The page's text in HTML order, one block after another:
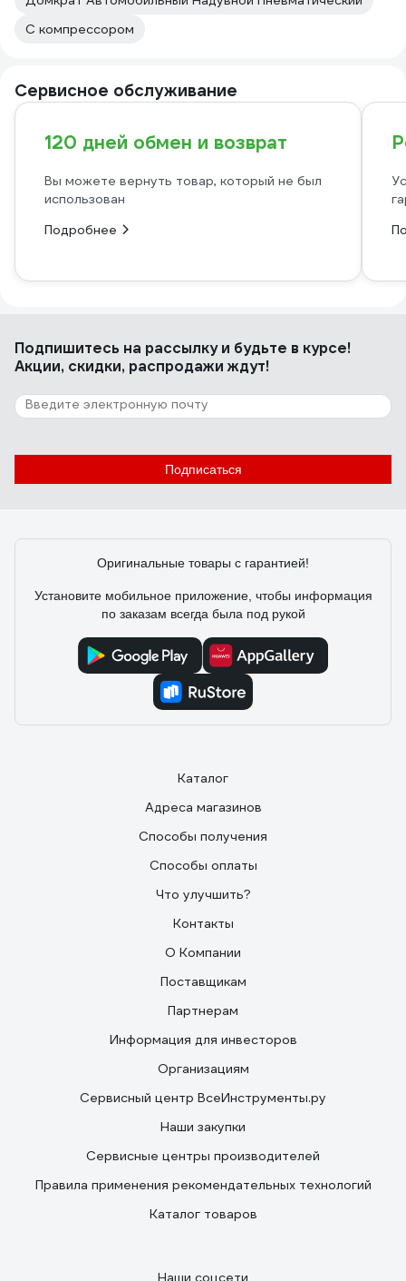
С компрессором
Сервисное обслуживание
120 дней обмен и возврат
Вы можете вернуть товар, который не был
использован
Подробнее
Подпишитесь на рассылкуи будьте в курсе!
Акции, скидки, распродажи ждут!
Подписаться
Оригинальные товары с гарантией!
Установите мобильное приложение, чтобы информация
по заказам всегда была под рукой
Каталог
Адреса магазинов
Способы получения
Способы оплаты
Что улучшить?
Контакты
О Компании
Поставщикам
Партнерам
Информация для инвесторов
Организациям
Сервисный центр ВсеИнструменты.ру
Наши закупки
Сервисные центры производителей
Правила применения рекомендательных технологий
Каталог товаров
Наши соцсети